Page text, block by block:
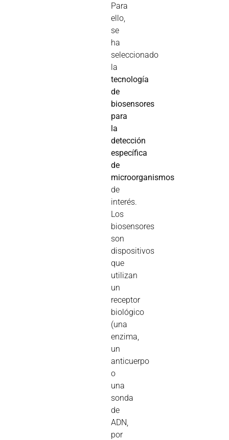
Para
ello,
se
ha
seleccionado
la
tecnología
de
biosensores
para
la
detección
específica
de
microorganismos
de
interés.
Los
biosensores
son
dispositivos
que
utilizan
un
receptor
biológico
(una
enzima,
un
anticuerpo
o
una
sonda
de
ADN,
por